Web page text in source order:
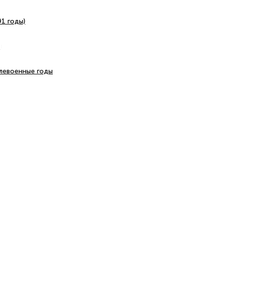
годы)
годы